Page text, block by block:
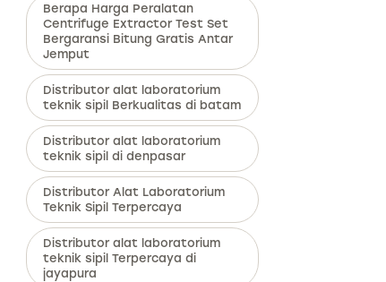
Berapa Harga Peralatan
Centrifuge Extractor Test Set
Bergaransi Bitung Gratis Antar
Jemput
Distributor alat laboratorium
teknik sipil Berkualitas di batam
Distributor alat laboratorium
teknik sipil di denpasar
Distributor Alat Laboratorium
Teknik Sipil Terpercaya
Distributor alat laboratorium
teknik sipil Terpercaya di
jayapura